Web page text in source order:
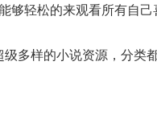
够轻松的来观看所有自己
级多样的小说资源，分类